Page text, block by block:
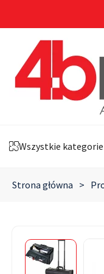
Wszystkie kategorie
Strona główna >